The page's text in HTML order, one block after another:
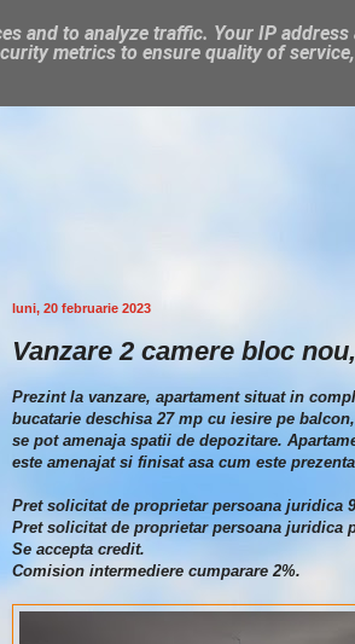
luni, 20 februarie 2023
Vanzare 2 camere bloc
Prezint la vanzare, apartament situat in
bucatarie deschisa 27 mp cu iesire pe
se pot amenaja spatii de depozitare.
este amenajat si finisat asa cum este
Pret solicitat de proprietar persoana juridica
Pret solicitat de proprietar persoana juridica
Se accepta credit.
Comision intermediere cumparare 2%.
and to analyze traffic. Your IP address
metrics to ensure quality of